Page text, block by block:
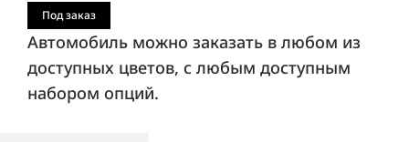
Под заказ
Автомобиль можно заказать в любом из
доступных цветов, с любым доступным
набором опций.